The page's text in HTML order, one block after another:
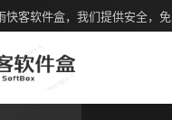
v4.5风灵月
快客软件盒，我们提供安全，免